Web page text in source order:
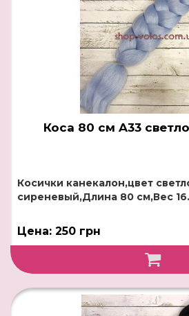
Коса 80 см A33
Косички канекалон,цвет
сиреневый,Длина 80 см,Вес
Цена: 250 грн